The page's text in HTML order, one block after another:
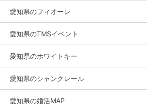
愛知県のフィオーレ
愛知県のTMSイベント
愛知県のホワイトキー
愛知県のシャンクレール
愛知県の婚活MAP